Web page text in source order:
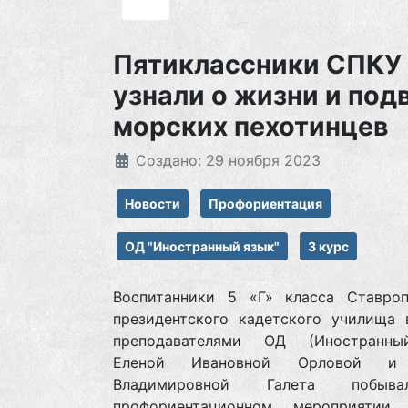
Пятиклассники СПКУ
узнали о жизни и
морских пехотинцев
Создано: 29 ноября 2023
Новости Профориентация
ОД "Иностранный язык" 3 курс
Воспитанники 5 «Г» класса
президентского кадетского училища
преподавателями ОД
Еленой Ивановной Орловой и
Владимировной Галета